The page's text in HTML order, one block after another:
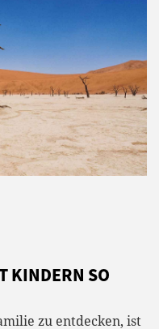
KINDERN SO
zu entdecken, ist